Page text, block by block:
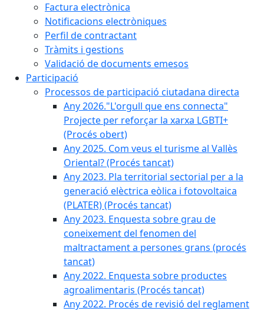
Factura electrònica
Notificacions electròniques
Perfil de contractant
Tràmits i gestions
Validació de documents emesos
Participació
Processos de participació ciutadana directa
Any 2026."L'orgull que ens connecta"
Projecte per reforçar la xarxa LGBTI+
(Procés obert)
Any 2025. Com veus el turisme al Vallès
Oriental? (Procés tancat)
Any 2023. Pla territorial sectorial per a la
generació elèctrica eòlica i fotovoltaica
(PLATER) (Procés tancat)
Any 2023. Enquesta sobre grau de
coneixement del fenomen del
maltractament a persones grans (procés
tancat)
Any 2022. Enquesta sobre productes
agroalimentaris (Procés tancat)
Any 2022. Procés de revisió del reglament